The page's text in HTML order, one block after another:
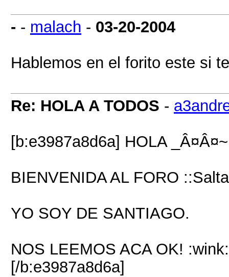
- - malach - 03-20-2004
Hablemos en el forito este si
Re: HOLA A TODOS -
[b:e3987a8d6a] HOLA
BIENVENIDA AL FORO
YO SOY DE SANTIAGO.
NOS LEEMOS ACA OK! :wink:
[/b:e3987a8d6a]